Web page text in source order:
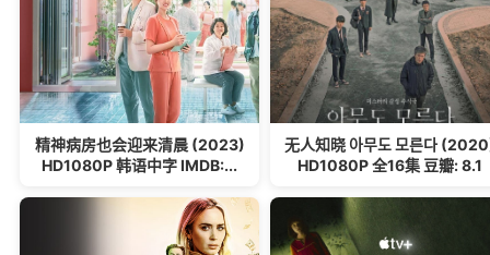
精神病房也会迎来清晨 (2023)
HD1080P 韩语中字 IMDB:...
无人知晓 아무도 모른다
HD1080P 全16集 豆瓣: 8.1